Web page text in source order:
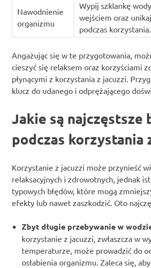
Nawodnienie
organizmu
Wypij szklankę
wejściem oraz
podczas korzystania.
Angażując się w te przygotowania,
cieszyć się relaksem oraz korzyściami
płynącymi z korzystania z jacuzzi.
klucz do udanego i odprężającego
Jakie są najczęstsze
podczas korzystania
Korzystanie z jacuzzi może przynieść
relaksacyjnych i zdrowotnych, jednak
typowych błędów, które mogą
efekty lub nawet zaszkodzić. Oto
Zbyt długie przebywanie w
korzystanie z jacuzzi, zwłaszcza w
temperaturze, może prowadzić do
osłabienia organizmu. Zaleca się,